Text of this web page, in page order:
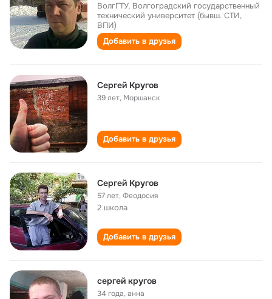
ВолгГТУ, Волгоградский государственный
технический университет (бывш. СТИ,
ВПИ)
Добавить в друзья
Сергей Кругов
39 лет, Моршанск
Добавить в друзья
Сергей Кругов
57 лет,Феодосия
2 школа
Добавить в друзья
сергей кругов
34 года,анна